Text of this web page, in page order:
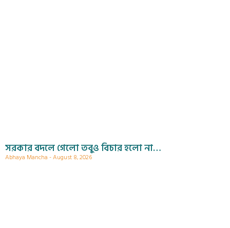
সরকার বদলে গেলো তবুও বিচার হলো না…
Abhaya Mancha August 8, 2026